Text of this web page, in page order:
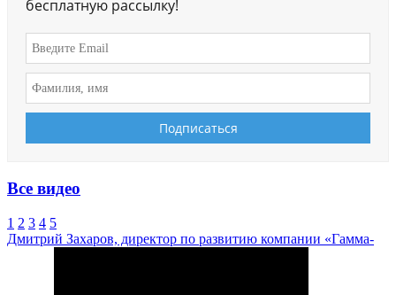
бесплатную рассылку!
Все видео
1 2 3 4 5
Дмитрий Захаров, директор по развитию компании «Гамма-